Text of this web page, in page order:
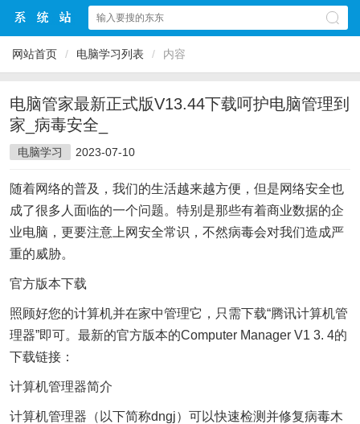
网站首页 / 电脑学习列表 / 内容
电脑管家最新正式版V13.44下载呵护电脑管理到
家_病毒安全_
电脑学习 2023-07-10
随着网络的普及，我们的生活越来越方便，但是网络安全也
成了很多人面临的一个问题。特别是那些有着商业数据的企
业电脑，更要注意上网安全常识，不然病毒会对我们造成严
重的威胁。
官方版本下载
照顾好您的计算机并在家中管理它，只需下载“腾讯计算机管
理器”即可。最新的官方版本的Computer Manager V1 3. 4的
下载链接：
计算机管理器简介
计算机管理器（以下简称dngj）可以快速检测并修复病毒木